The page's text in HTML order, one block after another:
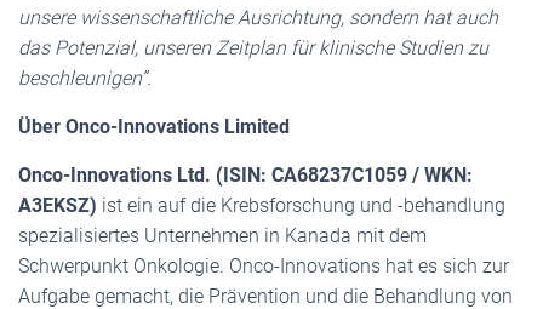
unsere wissenschaftliche Ausrichtung, sondern hat auch
das Potenzial, unseren Zeitplan für klinische Studien zu
beschleunigen”.
Über Onco-Innovations Limited
Onco-Innovations Ltd. (ISIN: CA68237C1059 / WKN:
A3EKSZ) ist ein auf die Krebsforschung und -behandlung
spezialisiertes Unternehmen in Kanada mit dem
Schwerpunkt Onkologie. Onco-Innovations hat es sich zur
Aufgabe gemacht, die Prävention und die Behandlung von